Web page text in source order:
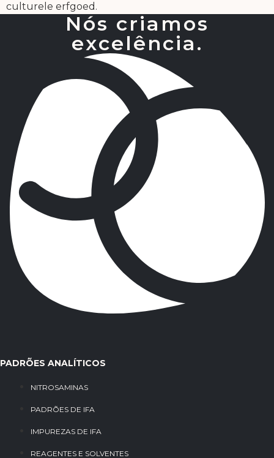
culturele erfgoed.
Nós criamos
excelência.
PADRÕES ANALÍTICOS
NITROSAMINAS
PADRÕES DE IFA
IMPUREZAS DE IFA
REAGENTES E SOLVENTES